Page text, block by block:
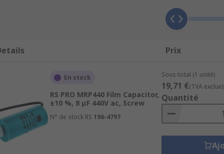
They can be recognised by the type of dielectric
films. Whereas metallised film has two very thin layers
need, such as stability or ability to withstand high
voltage resistance which means polypropylene film
high voltage circuit applications, lighting ballast
Prix
En stock
RS PRO MRP440 Film Capacitor,
±10 %, 8 μF 440V ac, Screw
N° de stock RS 196-4797
Sous-total (1 unité)
19,71 €(TVA exclue)
Quantité